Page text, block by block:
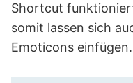
Shortcut
somit lassen sich
Emoticons einfügen.